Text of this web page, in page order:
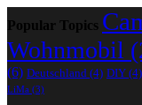
Popular Topics
Wohnmobil
(6) Deutschland (4) DIY (4)
LiMa (3)